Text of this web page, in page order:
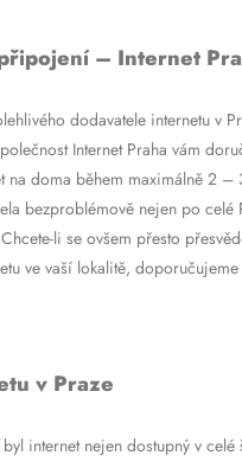
– Internet
dodavatele internetu v
Internet Praha vám
na doma během maximálně 2 –
bezproblémově nejen po celé
li se ovšem přesto
ve vaší lokalitě,
v Praze
internet nejen dostupný v